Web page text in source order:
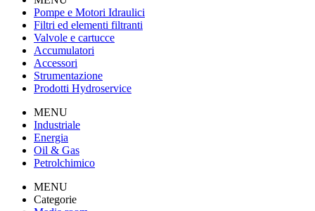
Pompe e Motori Idraulici
Filtri ed elementi filtranti
Valvole e cartucce
Accumulatori
Accessori
Strumentazione
Prodotti Hydroservice
MENU
Industriale
Energia
Oil & Gas
Petrolchimico
MENU
Categorie